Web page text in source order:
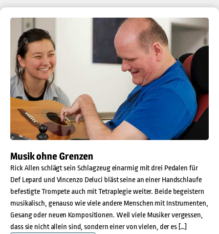
Musik ohne Grenzen
Rick Allen schlägt sein Schlagzeug einarmig mit drei Pedalen für
Def Lepard und Vincenzo Deluci bläst seine an einer Handschlaufe
befestigte Trompete auch mit Tetraplegie weiter. Beide begeistern
musikalisch, genauso wie viele andere Menschen mit Instrumenten,
Gesang oder neuen Kompositionen. Weil viele Musiker vergessen,
dass sie nicht allein sind, sondern einer von vielen, der es […]